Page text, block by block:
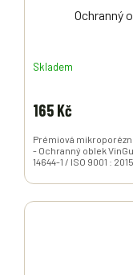
Ochranný
Skladem
165 Kč
Prémiová mikroporézní
- Ochranný oblek
14644-1 / ISO 9001 :